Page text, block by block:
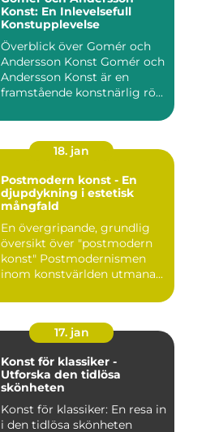
Konst: En Inlevelsefull
Konstupplevelse
Överblick över Gomér och
Andersson Konst Gomér och
Andersson Konst är en
framstående konstnärlig rö...
18. jan
Postmodern konst - En
djupdykning i estetisk
mångfald
En övergripande, grundlig
översikt över "postmodern
konst" Postmodernismen
inom konstvärlden utmana...
17. jan
Konst för klassiker -
Utforska den tidlösa
skönheten
Konst för klassiker: En resa in
i den tidlösa skönheten